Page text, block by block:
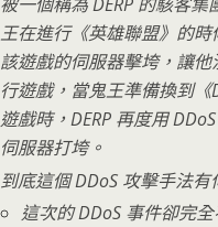
王在進行《英雄聯盟》的時
該遊戲的伺服器擊垮，讓他
行遊戲，當鬼王準備換到
遊戲時，DERP 再度用
伺服器打垮。
到底這個 DDoS 攻擊手法有
這次的 DDoS 事件卻完全